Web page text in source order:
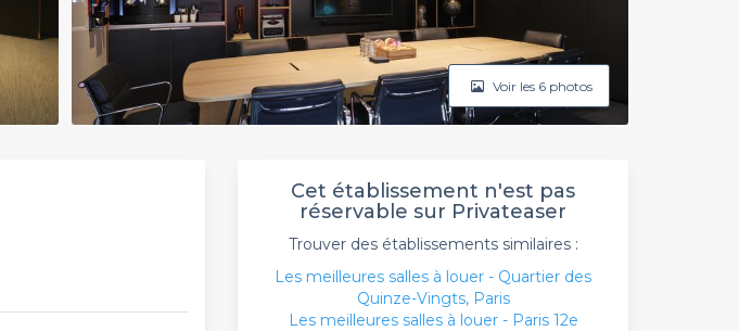
Voir les 6 photos
Cet établissement n'est pas
réservable sur Privateaser
Trouver des établissements similaires :
Les meilleures salles à louer - Quartier des
Quinze-Vingts, Paris
Les meilleures salles à louer - Paris 12e